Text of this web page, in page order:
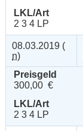
LKL/Art
2 3 4 LP
08.03.2019 (
n)
Preisgeld
300,00 €
LKL/Art
2 3 4 LP